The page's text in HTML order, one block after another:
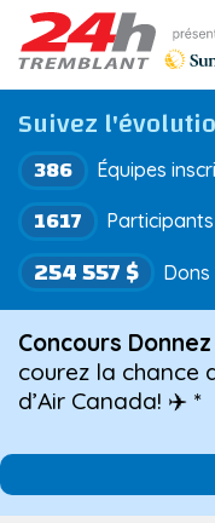
Aller
au
contenu
Suivez
386 Équipes
254 557 $ Dons
1617 Participants
Concours
courez la chance
d’Air Canada! ✈️ *